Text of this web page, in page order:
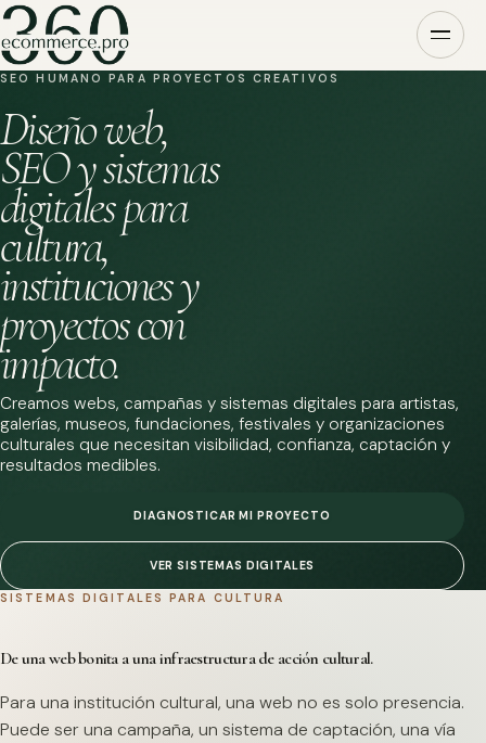
SEO HUMANO PARA PROYECTOS CREATIVOS
Diseño web,
SEO y sistemas
digitales para
cultura,
instituciones y
proyectos con
impacto.
Creamos webs, campañas y sistemas digitales para artistas,
galerías, museos, fundaciones, festivales y organizaciones
culturales que necesitan visibilidad, confianza, captación y
resultados medibles.
DIAGNOSTICAR MI PROYECTO
VER SISTEMAS DIGITALES
SISTEMAS DIGITALES PARA CULTURA
De una web bonita a una infraestructura de acción cultural.
Para una institución cultural, una web no es solo presencia.
Puede ser una campaña, un sistema de captación, una vía